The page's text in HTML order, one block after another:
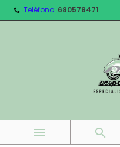
Teléfono: 680578471
 